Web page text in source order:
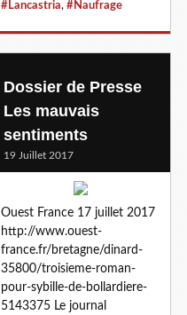
#Lancastria, #Naufrage
Dossier de Presse
Les mauvais
sentiments
19 Juillet 2017
Ouest France 17 juillet 2017
http://www.ouest-
france.fr/bretagne/dinard-
35800/troisieme-roman-
pour-sybille-de-bollardiere-
5143375 Le journal